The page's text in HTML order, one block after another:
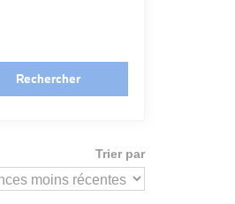
Rechercher
Trier par